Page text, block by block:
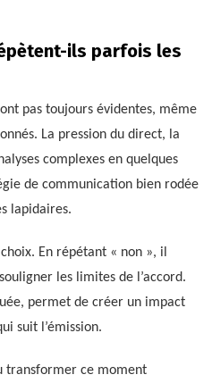
ils parfois les
pas toujours évidentes, même
La pression du direct, la
complexes en quelques
de communication bien rodée
lapidaires.
En répétant « non », il
les limites de l’accord.
permet de créer un impact
suit l’émission.
transformer ce moment